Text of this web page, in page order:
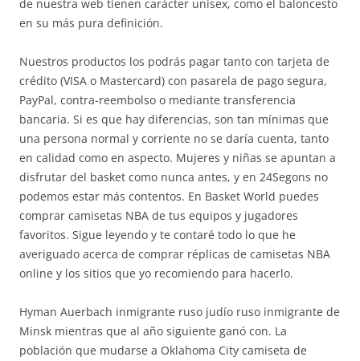
de nuestra web tienen carácter unisex, como el baloncesto
en su más pura definición.
Nuestros productos los podrás pagar tanto con tarjeta de
crédito (VISA o Mastercard) con pasarela de pago segura,
PayPal, contra-reembolso o mediante transferencia
bancaria. Si es que hay diferencias, son tan mínimas que
una persona normal y corriente no se daría cuenta, tanto
en calidad como en aspecto. Mujeres y niñas se apuntan a
disfrutar del basket como nunca antes, y en 24Segons no
podemos estar más contentos. En Basket World puedes
comprar camisetas NBA de tus equipos y jugadores
favoritos. Sigue leyendo y te contaré todo lo que he
averiguado acerca de comprar réplicas de camisetas NBA
online y los sitios que yo recomiendo para hacerlo.
Hyman Auerbach inmigrante ruso judío ruso inmigrante de
Minsk mientras que al año siguiente ganó con. La
población que mudarse a Oklahoma City camiseta de